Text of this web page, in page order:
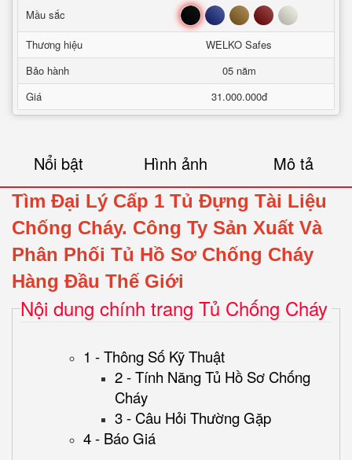
Mầu sắc
Đen Xanh Nâu Đỏ Trắng
Thương hiệu
WELKO Safes
Bảo hành
05 năm
Giá
31.000.000đ
Nổi bật Hình ảnh Mô tả
Tìm Đại Lý Cấp 1 Tủ Đựng Tài Liệu
Chống Cháy. Công Ty Sản Xuất Và
Phân Phối Tủ Hồ Sơ Chống Cháy
Hàng Đầu Thế Giới
Nội dung chính trang Tủ Chống Cháy
1 - Thông Số Kỹ Thuật
2 - Tính Năng Tủ Hồ Sơ Chống
Cháy
3 - Câu Hỏi Thường Gặp
4 - Báo Giá